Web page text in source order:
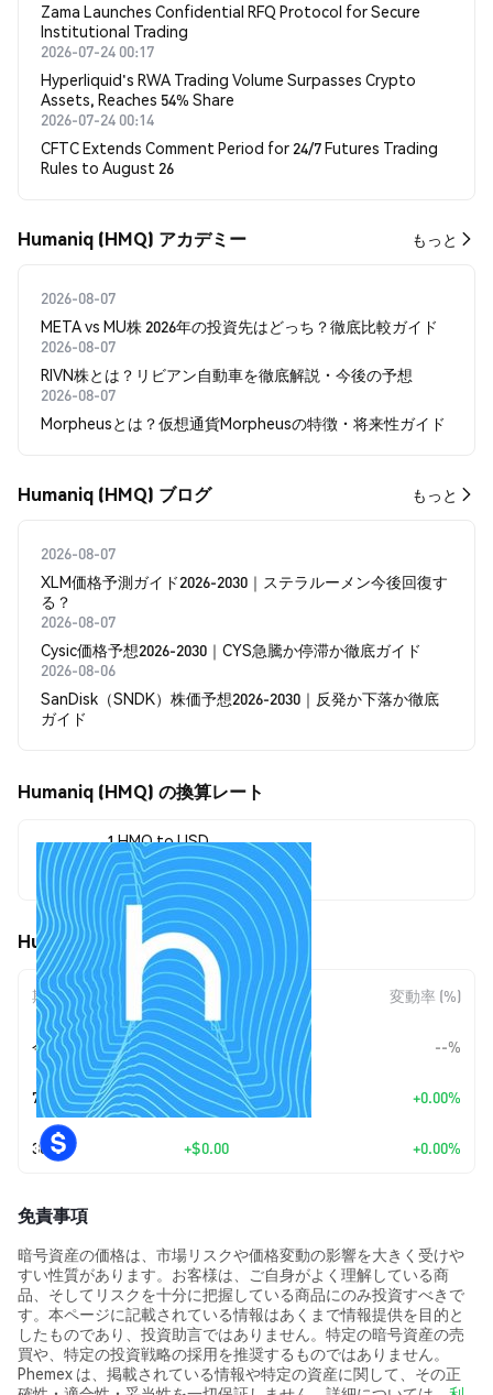
Zama Launches Confidential RFQ Protocol for Secure
Institutional Trading
2026-07-24 00:17
Hyperliquid's RWA Trading Volume Surpasses Crypto
Assets, Reaches 54% Share
2026-07-24 00:14
CFTC Extends Comment Period for 24/7 Futures Trading
Rules to August 26
Humaniq (HMQ) アカデミー もっと
2026-08-07
META vs MU株 2026年の投資先はどっち？徹底比較ガイド
2026-08-07
RIVN株とは？リビアン自動車を徹底解説・今後の予想
2026-08-07
Morpheusとは？仮想通貨Morpheusの特徴・将来性ガイド
Humaniq (HMQ) ブログ もっと
2026-08-07
XLM価格予測ガイド2026-2030｜ステラルーメン今後回復す
る？
2026-08-07
Cysic価格予想2026-2030｜CYS急騰か停滞か徹底ガイド
2026-08-06
SanDisk（SNDK）株価予想2026-2030｜反発か下落か徹底
ガイド
Humaniq (HMQ) の換算レート
1 HMQ to USD
$0.00184349
Humaniq (HMQ) の価格変動
期間 金額変動 変動率 (%)
今日 -- --%
7日 +$0.00 +0.00%
30日 +$0.00 +0.00%
免責事項
暗号資産の価格は、市場リスクや価格変動の影響を大きく受けや
すい性質があります。お客様は、ご自身がよく理解している商
品、そしてリスクを十分に把握している商品にのみ投資すべきで
す。本ページに記載されている情報はあくまで情報提供を目的と
したものであり、投資助言ではありません。特定の暗号資産の売
買や、特定の投資戦略の採用を推奨するものではありません。
Phemex は、掲載されている情報や特定の資産に関して、その正